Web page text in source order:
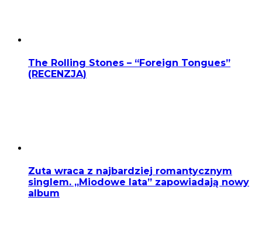
The Rolling Stones – “Foreign Tongues”
(RECENZJA)
Zuta wraca z najbardziej romantycznym
singlem. „Miodowe lata” zapowiadają nowy
album